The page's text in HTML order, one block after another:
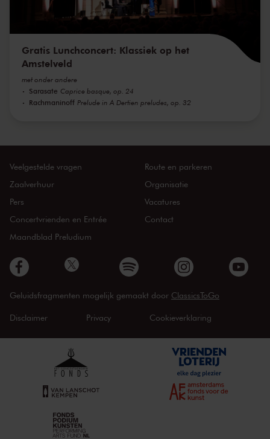
Gratis Lunchconcert: Klassiek op het
Amstelveld
met onder andere
Sarasate Caprice basque, op. 24
Rachmaninoff Prelude in A Dertien preludes, op. 32
Veelgestelde vragen
Zaalverhuur
Pers
Concertvrienden en Entrée
Maandblad Preludium
Route en parkeren
Organisatie
Vacatures
Contact
Geluidsfragmenten mogelijk gemaakt door ClassicsToGo
Disclaimer Privacy Cookieverklaring